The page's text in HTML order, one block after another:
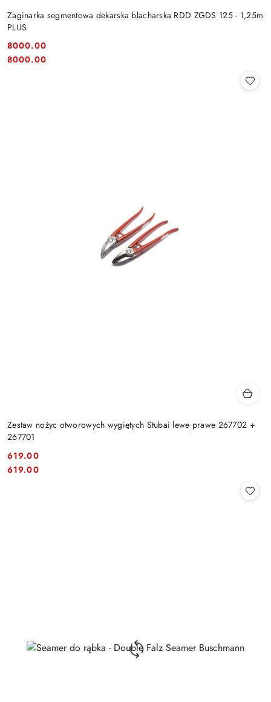
Zaginarka segmentowa dekarska blacharska RDD ZGDS 125 - 1,25m
PLUS
Cena:
8000.00
Cena:
8000.00
Zestaw nożyc otworowych wygiętych Stubai lewe prawe 267702 +
267701
Cena:
619.00
Cena:
619.00